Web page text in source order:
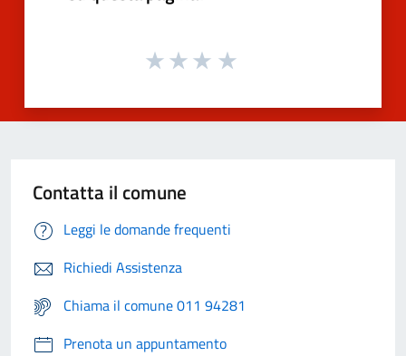
Contatta il comune
Leggi le domande frequenti
Richiedi Assistenza
Chiama il comune 011 94281
Prenota un appuntamento